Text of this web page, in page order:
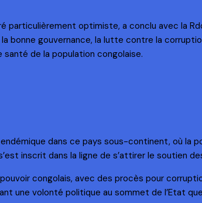
particulièrement optimiste, a conclu avec la
bonne gouvernance, la lutte contre la
de la population congolaise.
dans ce pays sous-continent, où la
inscrit dans la ligne de s’attirer le soutien
congolais, avec des procès pour
volonté politique au sommet de l’Etat